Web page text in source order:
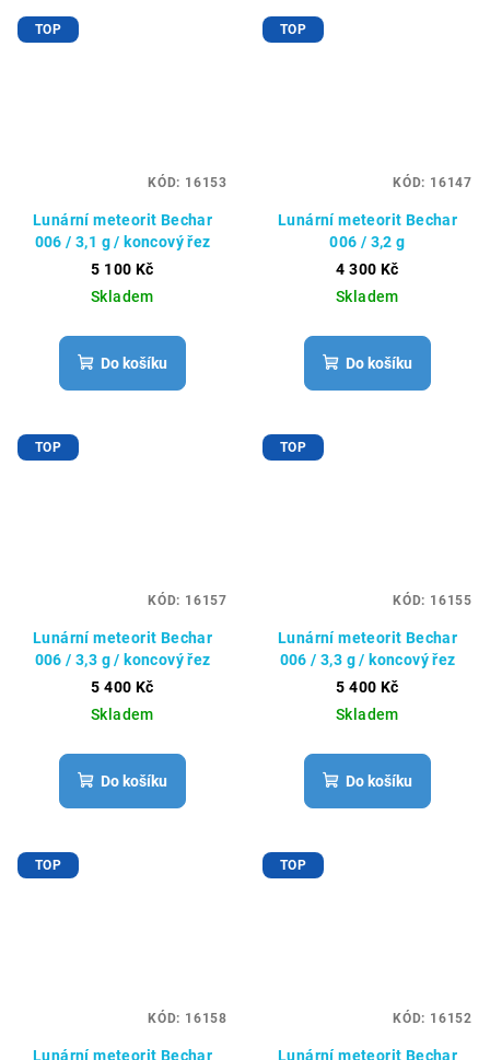
TOP
Lunární meteorit Bechar
006 / 3,1 g / koncový řez
5 100 Kč
Skladem
Do košíku
KÓD: 16153
TOP
Lunární meteorit Bechar
006 / 3,2 g
4 300 Kč
Skladem
Do košíku
KÓD: 16147
TOP
Lunární meteorit Bechar
006 / 3,3 g / koncový řez
5 400 Kč
Skladem
Do košíku
KÓD: 16157
TOP
Lunární meteorit Bechar
006 / 3,3 g / koncový řez
5 400 Kč
Skladem
Do košíku
KÓD: 16155
TOP
Lunární meteorit Bechar
KÓD: 16158
TOP
Lunární meteorit Bechar
KÓD: 16152